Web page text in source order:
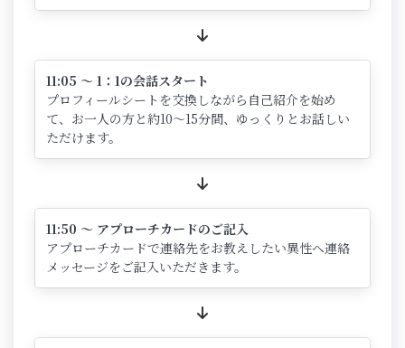
11:05 ～ 1：1の会話スタート
プロフィールシートを交換しながら自己紹介を始め
て、お一人の方と約10～15分間、ゆっくりとお話しい
ただけます。
11:50 ～ アプローチカードのご記入
アプローチカードで連絡先をお教えしたい異性へ連絡
メッセージをご記入いただきます。